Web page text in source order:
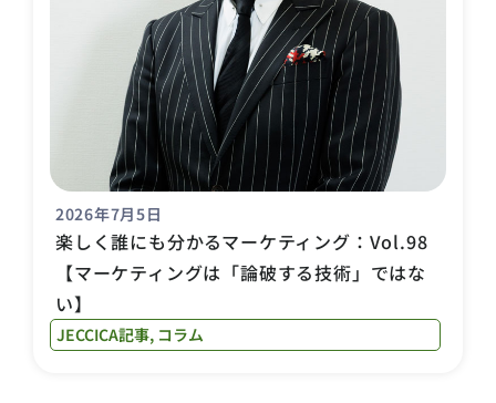
2026年7月5日
楽しく誰にも分かるマーケティング：Vol.98
【マーケティングは「論破する技術」ではな
い】
JECCICA記事, コラム